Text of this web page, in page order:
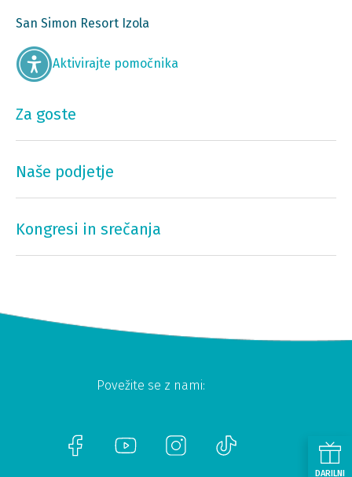
San Simon Resort Izola
Aktivirajte pomočnika
Za goste
Naše podjetje
Kongresi in srečanja
Povežite se z nami:
DARILNI